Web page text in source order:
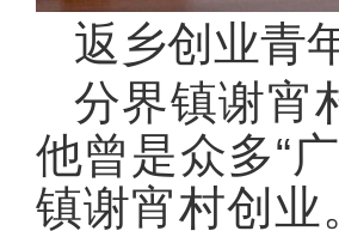
返乡创业青
分界镇谢宵
他曾是众多“
镇谢宵村创业